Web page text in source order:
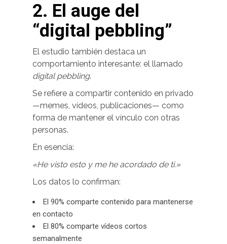
2. El auge del
“digital pebbling”
El estudio también destaca un
comportamiento interesante: el llamado
digital pebbling.
Se refiere a compartir contenido en privado
—memes, vídeos, publicaciones— como
forma de mantener el vínculo con otras
personas.
En esencia:
«He visto esto y me he acordado de ti.»
Los datos lo confirman:
El 90% comparte contenido para mantenerse
en contacto
El 80% comparte vídeos cortos
semanalmente